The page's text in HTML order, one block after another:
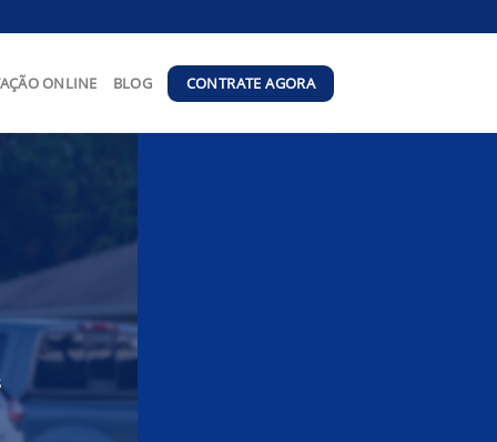
ONLINE BLOG CONTRATE AGORA